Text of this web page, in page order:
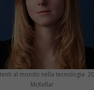
al mondo nella tecnologia
McKellar